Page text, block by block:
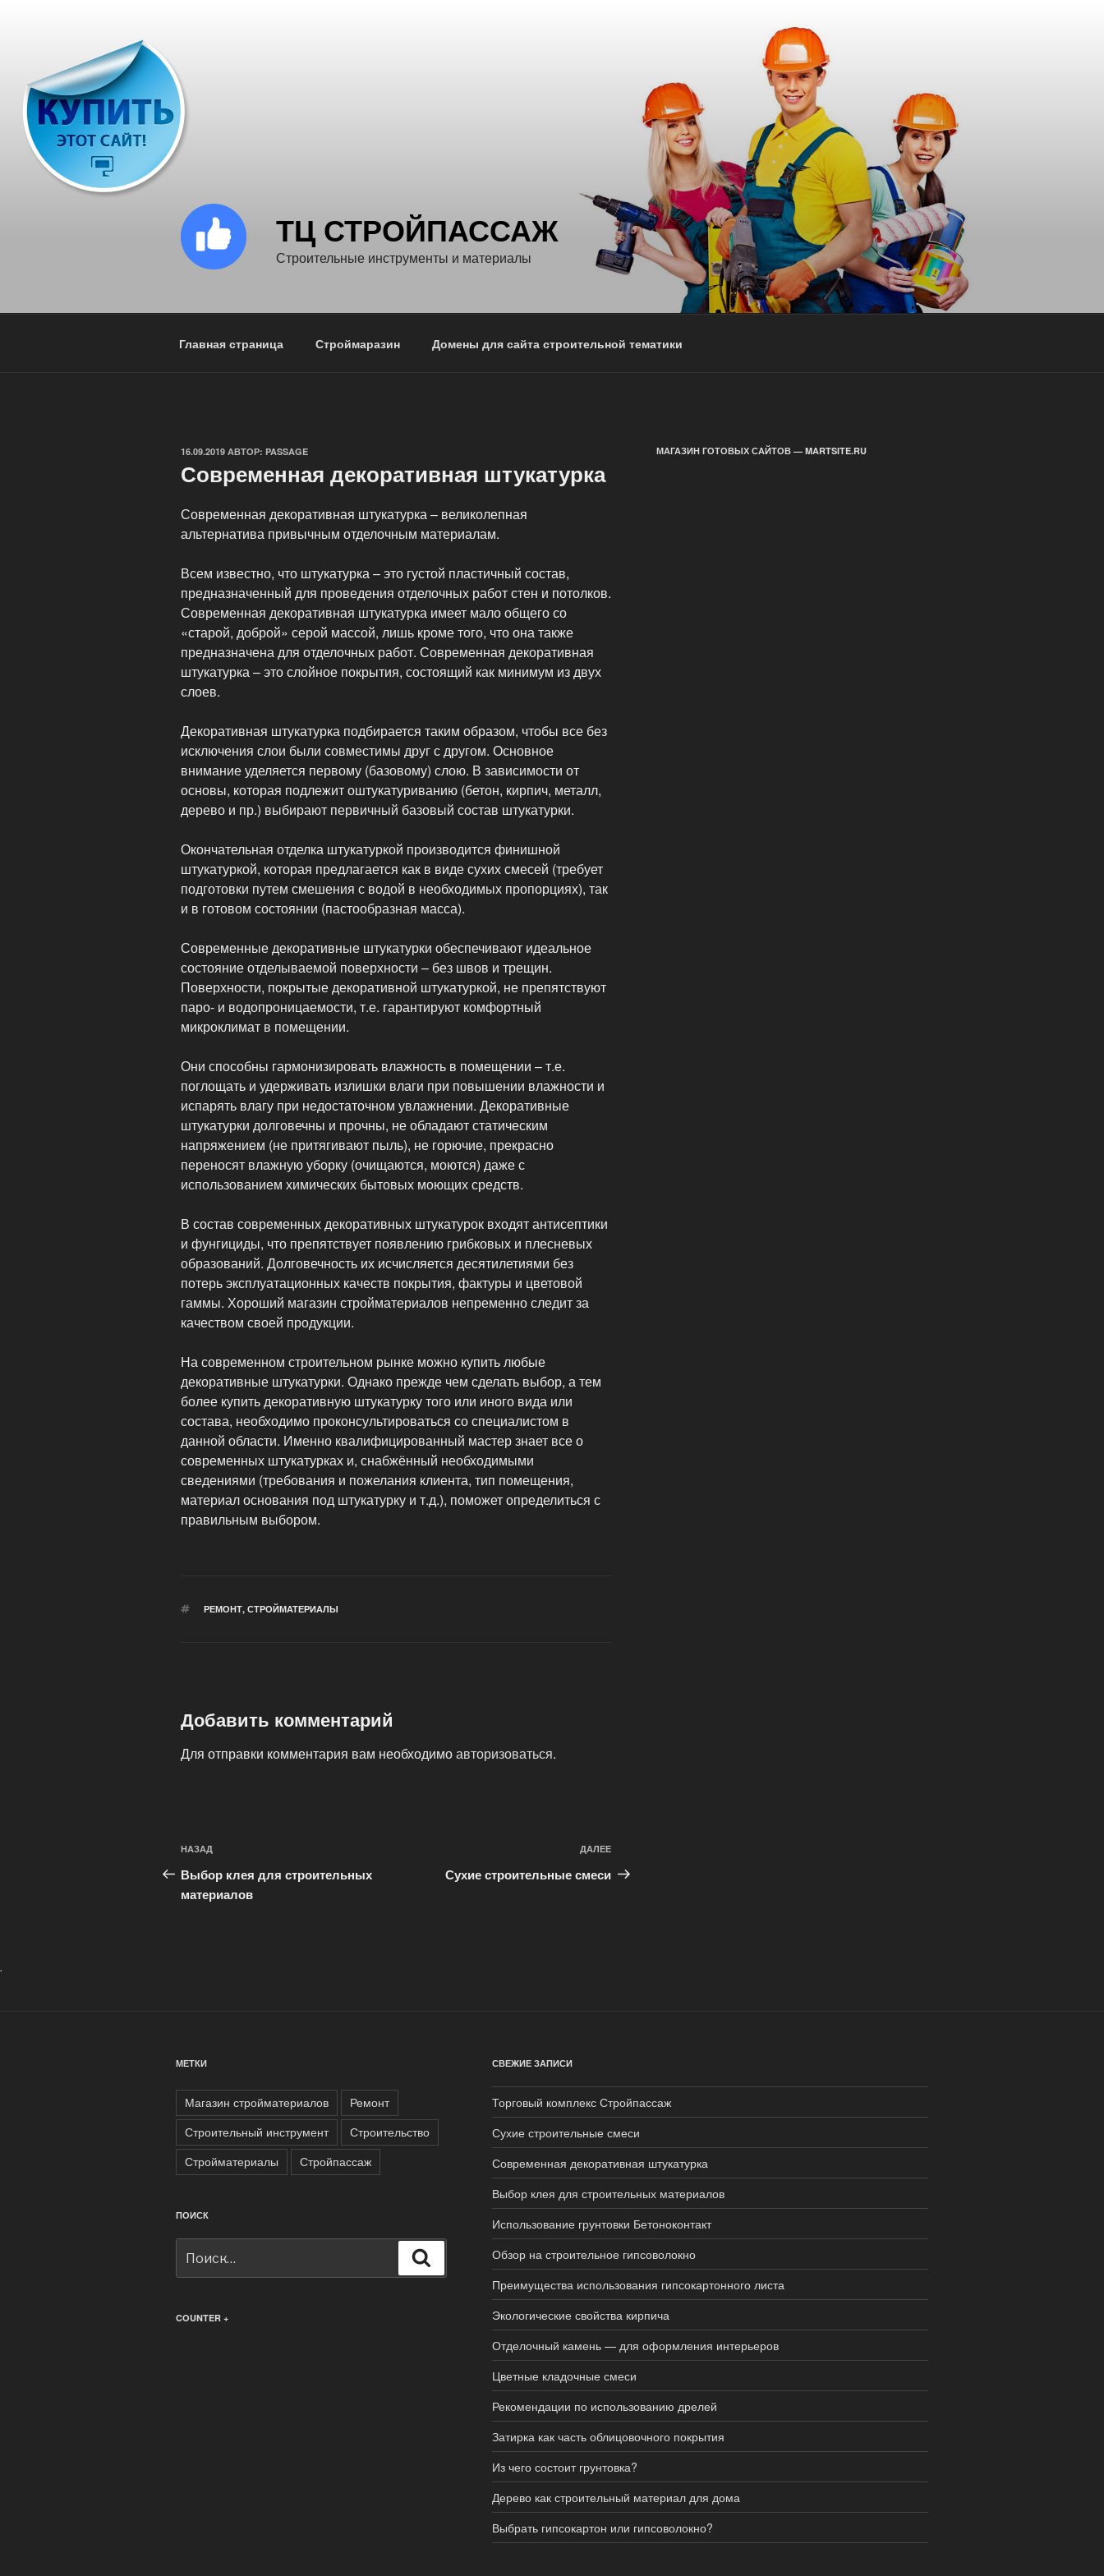
ТЦ СТРОЙПАССАЖ
Строительные инструменты и материалы
Главная страница Строймаразин Домены для сайта строительной тематики
ОПУБЛИКОВАНО
16.09.2019 АВТОР: PASSAGE
Современная декоративная штукатурка
Современная декоративная штукатурка – великолепная
альтернатива привычным отделочным материалам.
Всем известно, что штукатурка – это густой пластичный состав,
предназначенный для проведения отделочных работ стен и потолков.
Современная декоративная штукатурка имеет мало общего со
«старой, доброй» серой массой, лишь кроме того, что она также
предназначена для отделочных работ. Современная декоративная
штукатурка – это слойное покрытия, состоящий как минимум из двух
слоев.
Декоративная штукатурка подбирается таким образом, чтобы все без
исключения слои были совместимы друг с другом. Основное
внимание уделяется первому (базовому) слою. В зависимости от
основы, которая подлежит оштукатуриванию (бетон, кирпич, металл,
дерево и пр.) выбирают первичный базовый состав штукатурки.
Окончательная отделка штукатуркой производится финишной
штукатуркой, которая предлагается как в виде сухих смесей (требует
подготовки путем смешения с водой в необходимых пропорциях), так
и в готовом состоянии (пастообразная масса).
Современные декоративные штукатурки обеспечивают идеальное
состояние отделываемой поверхности – без швов и трещин.
Поверхности, покрытые декоративной штукатуркой, не препятствуют
паро- и водопроницаемости, т.е. гарантируют комфортный
микроклимат в помещении.
Они способны гармонизировать влажность в помещении – т.е.
поглощать и удерживать излишки влаги при повышении влажности и
испарять влагу при недостаточном увлажнении. Декоративные
штукатурки долговечны и прочны, не обладают статическим
напряжением (не притягивают пыль), не горючие, прекрасно
переносят влажную уборку (очищаются, моются) даже с
использованием химических бытовых моющих средств.
В состав современных декоративных штукатурок входят антисептики
и фунгициды, что препятствует появлению грибковых и плесневых
образований. Долговечность их исчисляется десятилетиями без
потерь эксплуатационных качеств покрытия, фактуры и цветовой
гаммы. Хороший магазин стройматериалов непременно следит за
качеством своей продукции.
На современном строительном рынке можно купить любые
декоративные штукатурки. Однако прежде чем сделать выбор, а тем
более купить декоративную штукатурку того или иного вида или
состава, необходимо проконсультироваться со специалистом в
данной области. Именно квалифицированный мастер знает все о
современных штукатурках и, снабжённый необходимыми
сведениями (требования и пожелания клиента, тип помещения,
материал основания под штукатурку и т.д.), поможет определиться с
правильным выбором.
МЕТКИ
РЕМОНТ, СТРОЙМАТЕРИАЛЫ
Добавить комментарий
Для отправки комментария вам необходимоавторизоваться.
Навигация
по
записям
Предыдущая
запись:
НАЗАД
Выбор клея для строительных
материалов
запись
ДАЛЕЕ
Сухие строительные смеси
МАГАЗИН ГОТОВЫХ САЙТОВ — MARTSITE.RU
.
МЕТКИ
Магазин стройматериалов
Ремонт
Строительный инструмент
Строительство
Стройматериалы
Стройпассаж
ПОИСК
COUNTER +
СВЕЖИЕ ЗАПИСИ
Торговый комплекс Стройпассаж
Сухие строительные смеси
Современная декоративная штукатурка
Выбор клея для строительных материалов
Использование грунтовки Бетоноконтакт
Обзор на строительное гипсоволокно
Преимущества использования гипсокартонного листа
Экологические свойства кирпича
Отделочный камень — для оформления интерьеров
Цветные кладочные смеси
Рекомендации по использованию дрелей
Затирка как часть облицовочного покрытия
Из чего состоит грунтовка?
Дерево как строительный материал для дома
Выбрать гипсокартон или гипсоволокно?